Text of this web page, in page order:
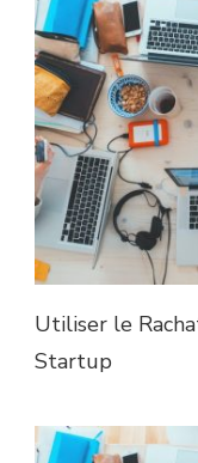
Utiliser le
Startup